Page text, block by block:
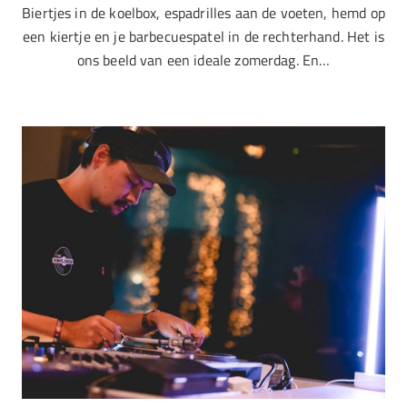
Biertjes in de koelbox, espadrilles aan de voeten, hemd op
een kiertje en je barbecuespatel in de rechterhand. Het is
ons beeld van een ideale zomerdag. En…